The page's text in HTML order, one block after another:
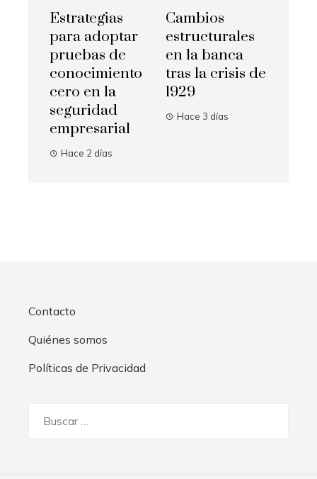
Estrategias
para adoptar
pruebas de
conocimiento
cero en la
seguridad
empresarial
Hace 2 días
Cambios
estructurales
en la banca
tras la crisis de
1929
Hace 3 días
Contacto
Quiénes somos
Políticas de Privacidad